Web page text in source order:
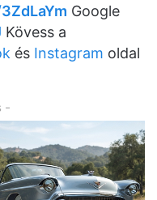
Google
Kövess a
és Instagram oldal
-